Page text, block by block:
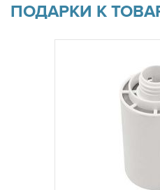
ПОДАРКИ К